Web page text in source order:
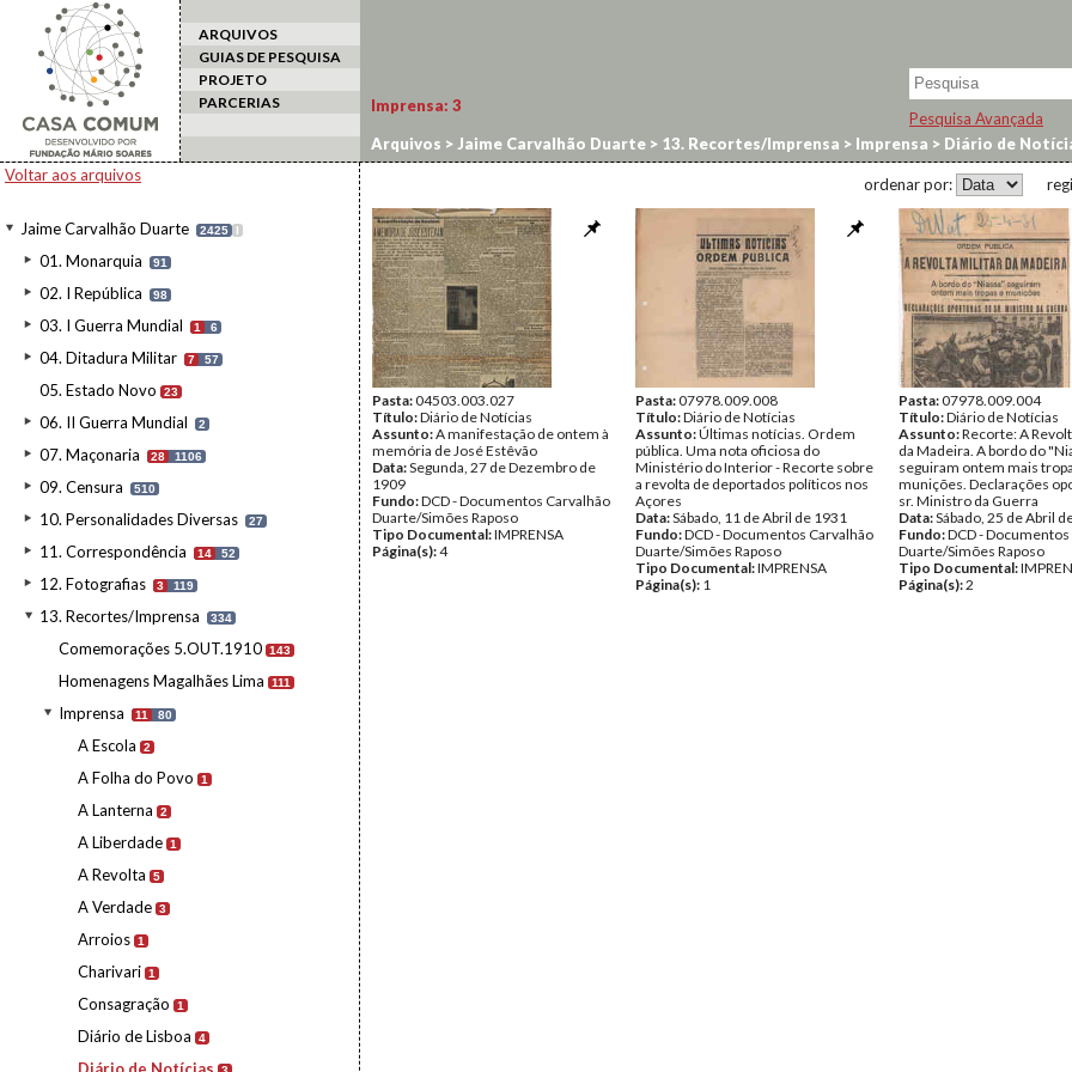
ARQUIVOS
GUIAS DE PESQUISA
PROJETO
PARCERIAS
Pesquisa Avançada
Voltar aos arquivos
Jaime Carvalhão Duarte 2425 I
01. Monarquia 91
02. I República 98
03. I Guerra Mundial 1 6
04. Ditadura Militar 7 57
05. Estado Novo 23
06. II Guerra Mundial 2
07. Maçonaria 28 1106
09. Censura 510
10. Personalidades Diversas 27
11. Correspondência 14 52
12. Fotografias 3 119
13. Recortes/Imprensa 334
Comemorações 5.OUT.1910 143
Homenagens Magalhães Lima 111
Imprensa 11 80
A Escola 2
A Folha do Povo 1
A Lanterna 2
A Liberdade 1
A Revolta 5
A Verdade 3
Arroios 1
Charivari 1
Consagração 1
Diário de Lisboa 4
Imprensa: 3
Arquivos > Jaime Carvalhão Duarte > 13. Recortes/Imprensa > Imprensa > Diário de
ordenar por:
Pasta:04503.003.027
Título:Diário de Notícias
Assunto:A manifestação de ontem à
memória de José Estêvão
Data:Segunda, 27 de Dezembro de
1909
Fundo:DCD - Documentos Carvalhão
Duarte/Simões Raposo
Tipo Documental:IMPRENSA
Página(s):4
Pasta:07978.009.008
Título:Diário de Notícias
Assunto:Últimas notícias. Ordem
pública. Uma nota oficiosa do
Ministério do Interior - Recorte sobre
a revolta de deportados políticos nos
Açores
Data:Sábado, 11 de Abril de 1931
Fundo:DCD - Documentos Carvalhão
Duarte/Simões Raposo
Tipo Documental:IMPRENSA
Página(s): 1
Pasta:07978.009.004
Título:Diário de Notícias
Assunto:Recorte: A
da Madeira. A bordo do
seguiram ontem mais
munições. Declarações
sr. Ministro da Guerra
Data:Sábado, 25 de Abril
Fundo:DCD -
Duarte/Simões Raposo
Tipo Documental:
Página(s):2